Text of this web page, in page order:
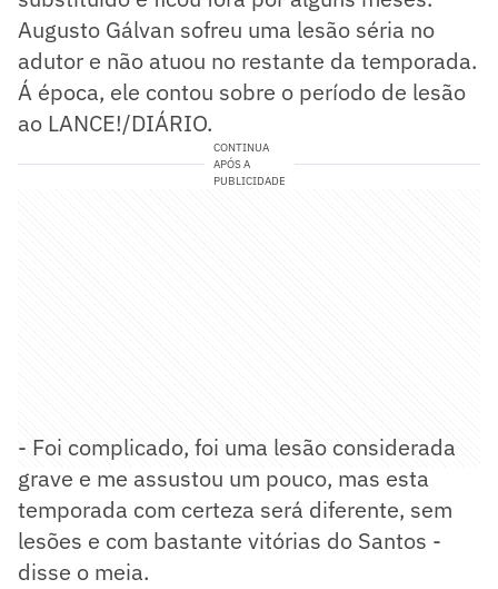
Augusto Gálvan sofreu uma lesão séria no
adutor e não atuou no restante da temporada.
Á época, ele contou sobre o período de lesão
ao LANCE!/DIÁRIO.
CONTINUA
APÓS A
PUBLICIDADE
- Foi complicado, foi uma lesão considerada
grave e me assustou um pouco, mas esta
temporada com certeza será diferente, sem
lesões e com bastante vitórias do Santos -
disse o meia.